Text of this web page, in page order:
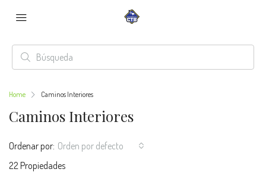
Home Caminos Interiores
Caminos Interiores
22 Propiedades
Ordenar por: Orden por defecto